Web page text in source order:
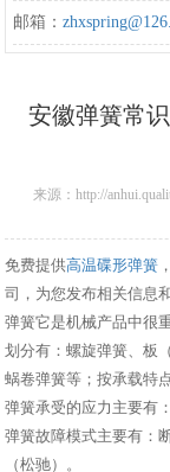
邮箱：
安徽弹簧常
来源：http://
免费提供高温碟形弹簧
司，为您发布相关信息
弹簧它是机械产品中很
划分有：螺旋弹簧、板
蜗卷弹簧等；按承载特
弹簧承受的应力主要有
弹簧故障模式主要有：
（松驰）。